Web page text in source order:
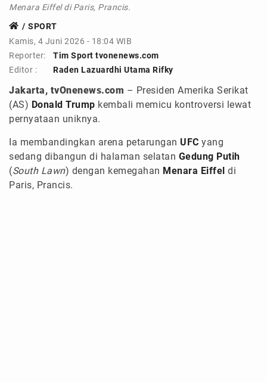
Menara Eiffel di Paris, Prancis.
SPORT
Kamis, 4 Juni 2026 - 18:04 WIB
Reporter:
Tim Sport tvonenews.com
Editor :
Raden Lazuardhi Utama Rifky
Jakarta, tvOnenews.com – Presiden Amerika Serikat
(AS) Donald Trump kembali memicu kontroversi lewat
pernyataan uniknya.
Ia membandingkan arena petarungan UFC yang
sedang dibangun di halaman selatan Gedung Putih
(South Lawn) dengan kemegahan Menara Eiffel di
Paris, Prancis.